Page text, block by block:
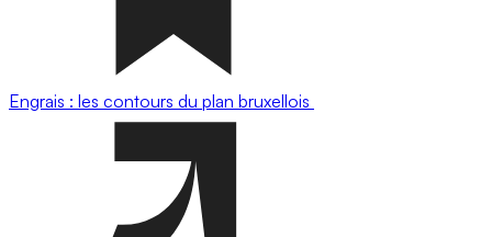
Engrais : les contours du plan bruxellois